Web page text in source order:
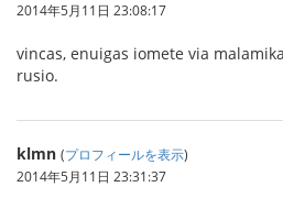
2014年5月11日 23:08:17
vincas, enuigas iomete via
rusio.
klmn (プロフィールを表示)
2014年5月11日 23:31:37